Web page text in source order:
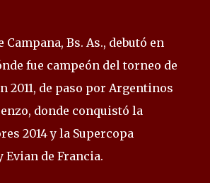
Bs. As., debutó en
fue campeón del torneo de
de paso por Argentinos
donde conquistó la
2014 y la Supercopa
Evian de Francia.